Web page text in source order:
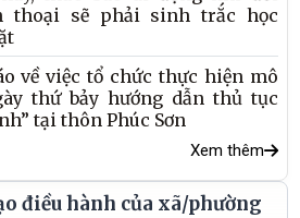
thoại sẽ phải sinh trắc học
về việc tổ chức thực hiện mô
thứ bảy hướng dẫn thủ tục
tại thôn Phúc Sơn
Xem thêm
điều hành của xã/phường